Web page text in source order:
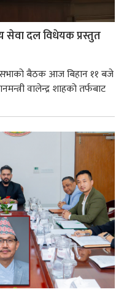
सेवा दल विधेयक प्रस्तुत
बैठक आज बिहान ११ बजे
वालेन्द्र शाहको तर्फबाट